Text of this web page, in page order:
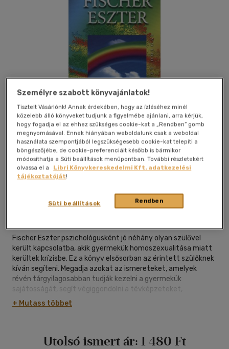
Kívánságlistához adom Megosztom
Saxum Kiadó Kft.|2010|magyar nyelvű|puhatáblás,
Fischer Eszter pszichológusként jó néhány olyan szülővel
került kapcsolatba, akik gyermekük homoszexualitása miatt
kerültek krízisbe. Ez a könyv elsősorban az érintett szülőknek
kíván segíteni. Megadja azokat az ismereteket, amelyek
révén tárgyilagosabban tudják kezelni a gyermekük
sajátosságát, segít végiggondolni a tévképzeteket,
előítéleteket, és magyarázatokat keres rájuk: mi az oka
makacs fennmaradásuknak. Van kiút: az összeomlott jövőkép
+ Mutass többet
Utolsó ismert ár: 1 480 Ft
Személyre szabott könyvajánlatok!
Tisztelt Vásárlónk! Annak érdekében, hogy az ízléséhez minél
közelebb álló könyveket tudjunk a figyelmébe ajánlani, arra kérjük,
hogy fogadja el az ehhez szükséges cookie-kat a „Rendben” gomb
megnyomásával. Ennek hiányában weboldalunk csak a weboldal
használata szempontjából legszükségesebb cookie-kat telepíti a
böngészőjébe, de cookie-preferenciáit később is bármikor
módosíthatja a Süti beállítások menüpontban. További részletekért
olvassa el a
Libri Könyvkereskedelmi Kft. adatkezelési
tájékoztatóját!
Rendben
Süti beállítások